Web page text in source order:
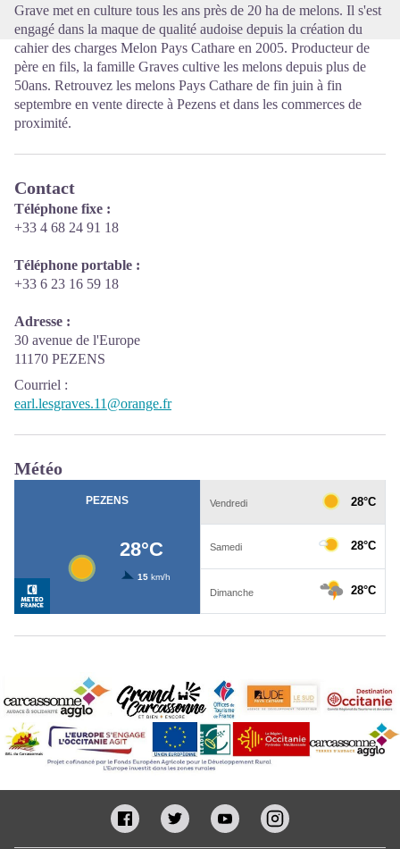
Grave met en culture tous les ans près de 20 ha de melons. Il s'est
engagé dans la maque de qualité audoise depuis la création du
cahier des charges Melon Pays Cathare en 2005. Producteur de
père en fils, la famille Graves cultive les melons depuis plus de
50ans. Retrouvez les melons Pays Cathare de fin juin à fin
septembre en vente directe à Pezens et dans les commerces de
proximité.
Contact
Téléphone fixe :
+33 4 68 24 91 18
Téléphone portable :
+33 6 23 16 59 18
Adresse :
30 avenue de l'Europe
11170 PEZENS
Courriel :
earl.lesgraves.11@orange.fr
Météo